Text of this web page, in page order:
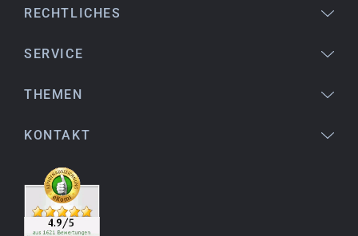
really a time capsule! Very satisfied to find such
Ich komme aus den USA (Buffalo, NY) und habe
Sehr empfehlenswert!
RECHTLICHES
SERVICE
THEMEN
KONTAKT